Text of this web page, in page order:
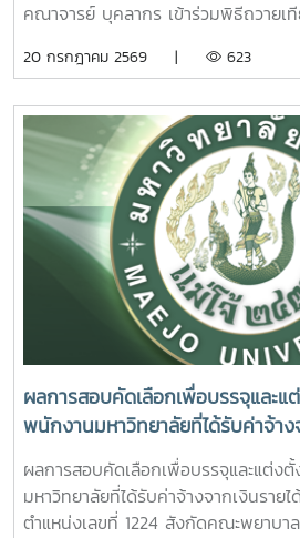
การเรียนการสอน กิจกรรมตามโครงกา
ส่งเสริมการเรียนรู้นอกห้องเรียน สร้าง
ระหว่างหน่วยงาน พัฒนาทักษะการคิดวิเ
ตลอดจนการปรับตัวในรั้วมหาวิทยาลัย
การก้าวสู่การเป็นวิชาชีพพยาบาลที่มีคุ
อย่างเป็นรูปธรรม สะท้อนถึงความมุ่งมั่
ดีของนักศึกษาอย่างรอบด้าน
คณาจารย์ บุคลากร เข้าร่วมพิธีถวายเ
ประธานในพิธี ณ อาคารแผ่พืชน์ มหาวิท
(9 วัด) เพื่อสืบสานและทำนุบำรุงพระพุ
เทศกาลเข้าพรรษา อันเป็นประเพณีส
อีกทั้งยังเป็นการส่งเสริมการอนุรักษ์ศิ
คุณธรรม จริยธรรม ตลอดจนสร้างคว
คณะพยาบาลศาสตร์ มุ่งมั่น ส่งเสริมให้
อนุรักษ์ขนบธรรมเนียมประเพณีอันดีง
การพัฒนาความรู้และคุณธรรม เพื่อเ
คุณภาพและมีจิตสำนึกในการรับผิดชอบ
ต่อไปอย่างไรก็ตาม พิธีถวายเทียนพรร
ส่งเสริมศิลปวัฒนธรรม มหาวิทยาลัยแ
20 กรกฎาคม 2569 | 623
ผลการสอบคัดเลือกเพื่อบรรจุและ
พนักงานมหาวิทยาลัยที่ได้รับค่าจ้าง
ตำแหน่งอาจารย์ ตำแหน่งเลขที่
ศาสตร์
ผลการสอบคัดเลือกเพื่อบรรจุและแต่ง
มหาวิทยาลัยที่ได้รับค่าจ้างจากเงินราย
ตำแหน่งเลขที่ 1224 สังกัดคณะพยาบ